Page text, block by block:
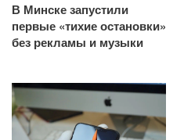
В Минске запустили
первые «тихие остановки»
без рекламы и музыки